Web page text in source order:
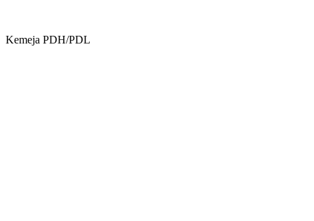
Kemeja PDH/PDL